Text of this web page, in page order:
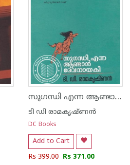
സുഗന്ധി എന്ന ആണ്ടാള്‍ ദേവനായകി
ടി ഡി രാമകൃഷ്ണന്‍
DC Books
Add to Cart
Rs 399.00 Rs 371.00